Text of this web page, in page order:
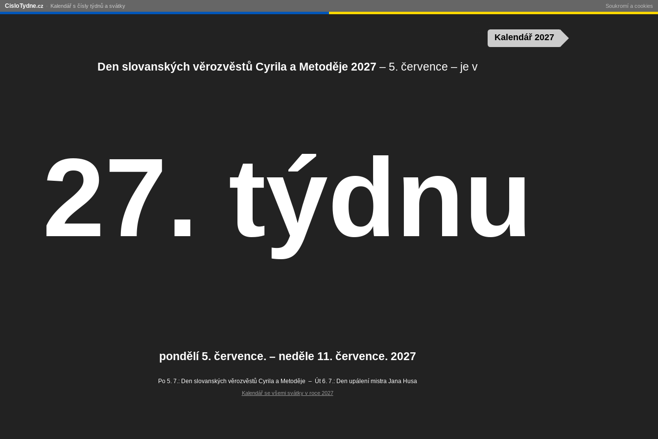
Den slovanských věrozvěstů Cyrila a Metoděje 2027 – 5. července – je v
27. týdnu
pondělí 5. července. – neděle 11. července. 2027
Po 5. 7.: Den slovanských věrozvěstů Cyrila a Metoděje – Út 6. 7.: Den upálení mistra Jana Husa
Kalendář se všemi svátky v roce 2027
Kalendář 2027
CisloTydne.cz Kalendář s čísly týdnů a svátky Soukromí a cookies